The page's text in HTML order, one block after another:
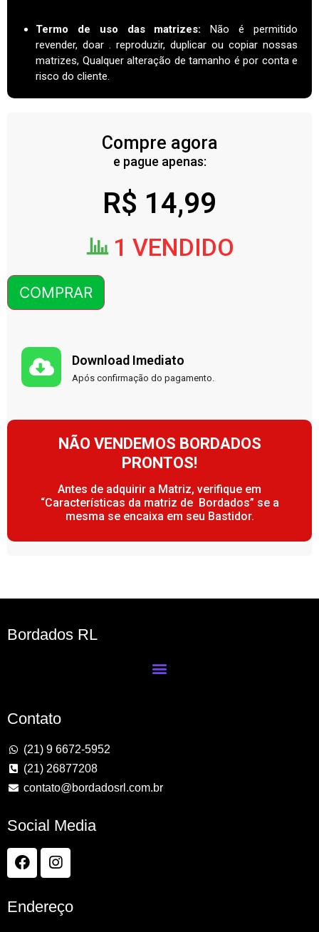
Termo de uso das matrizes:
Não é permitido
revender, doar . reproduzir, duplicar ou copiar nossas
matrizes, Qualquer alteração de tamanho é por conta e
risco do cliente.
Compre agora
e pague apenas:
R$ 14,99
1 VENDIDO
COMPRAR
Download Imediato
Após confirmação do pagamento.
NÃO VENDEMOS BORDADOS
PRONTOS!
Antes de adquirir a Matriz, verifique em
“Características da matriz de Bordados” se a
mesma se encaixa em seu Bastidor.
Bordados RL
Contato
(21) 9 6672-5952
(21) 26877208
contato@bordadosrl.com.br
Social Media
Endereço